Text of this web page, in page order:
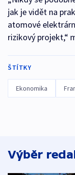
jak je vidět na
atomové
rizikový projekt,“
ŠTÍTKY
Ekonomika
Výběr